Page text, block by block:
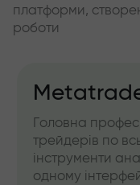
платформи,
роботи
Головна
трейдерів по
інструменти
одному